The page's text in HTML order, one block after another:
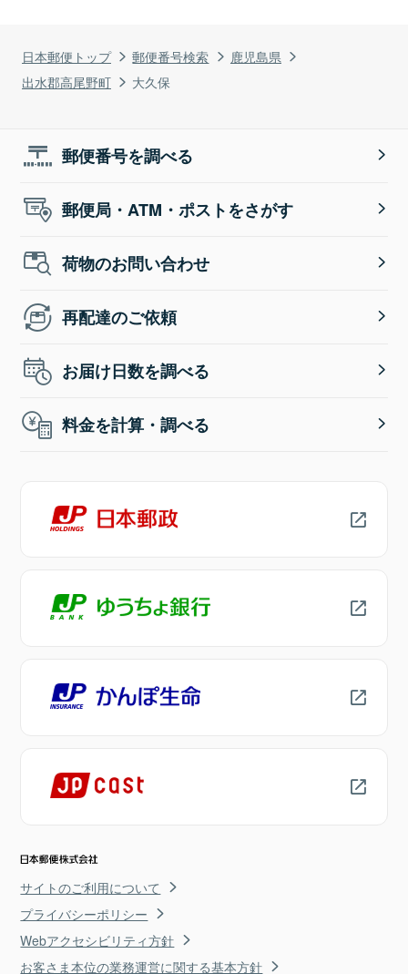
日本郵便トップ 郵便番号検索
鹿児島県
出水郡高尾野町
大久保
郵便番号を調べる
郵便局・ATM・ポストをさがす
荷物のお問い合わせ
再配達のご依頼
お届け日数を調べる
料金を計算・調べる
サイトのご利用について
プライバシーポリシー
Webアクセシビリティ方針
お客さま本位の業務運営に関する基本方針